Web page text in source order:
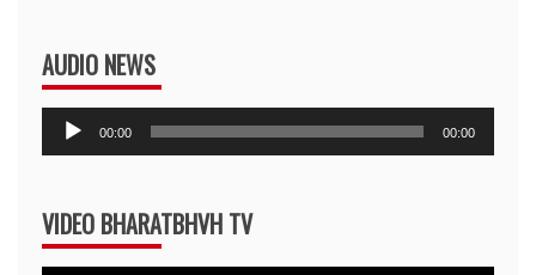
AUDIO NEWS
Audio
Player
00:00 00:00
VIDEO BHARATBHVH TV